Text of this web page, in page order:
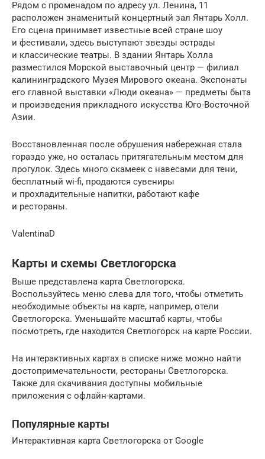
Рядом с променадом по адресу ул. Ленина, 11
расположен знаменитый концертный зал Янтарь Холл.
Его сцена принимает известные всей стране шоу
и фестивали, здесь выступают звезды эстрады
и классические театры. В здании Янтарь Холла
разместился Морской выставочный центр — филиал
калининградского Музея Мирового океана. Экспонаты
его главной выставки «Люди океана» — предметы быта
и произведения прикладного искусства Юго-Восточной
Азии.
Восстановленная после обрушения набережная стала
гораздо уже, но осталась притягательным местом для
прогулок. Здесь много скамеек с навесами для тени,
бесплатный wi-fi, продаются сувениры
и прохладительные напитки, работают кафе
и рестораны.
ValentinaD
Карты и схемы Светлогорска
Выше представлена карта Светлогорска.
Воспользуйтесь меню слева для того, чтобы отметить
необходимые объекты на карте, например, отели
Светлогорска. Уменьшайте масштаб карты, чтобы
посмотреть, где находится Светлогорск на карте России.
На интерактивных картах в списке ниже можно найти
достопримечательности, рестораны Светлогорска.
Также для скачивания доступны мобильные
приложения с офлайн-картами.
Популярные карты
Интерактивная карта Светлогорска от Google